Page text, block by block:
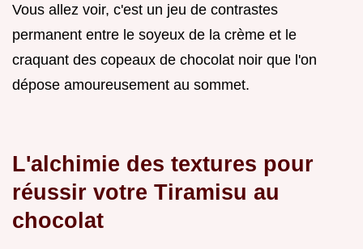
Vous allez voir, c'est un jeu de contrastes
permanent entre le soyeux de la crème et le
craquant des copeaux de chocolat noir que l'on
dépose amoureusement au sommet.
L'alchimie des textures pour
réussir votre Tiramisu au
chocolat